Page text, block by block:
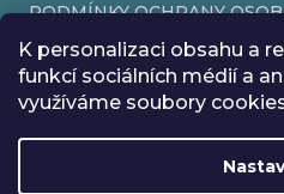
K personalizaci obsahu a
funkcí sociálních médií a
využíváme soubory
PODMÍNKY OCHRANY
VRÁCENÍ ZBOŽÍ
REKLAMACE
Vytvořil